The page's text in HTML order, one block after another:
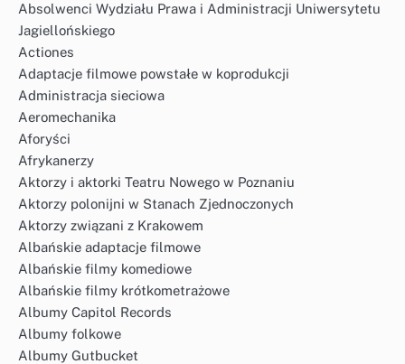
Absolwenci Wydziału Prawa i Administracji Uniwersytetu
Jagiellońskiego
Actiones
Adaptacje filmowe powstałe w koprodukcji
Administracja sieciowa
Aeromechanika
Aforyści
Afrykanerzy
Aktorzy i aktorki Teatru Nowego w Poznaniu
Aktorzy polonijni w Stanach Zjednoczonych
Aktorzy związani z Krakowem
Albańskie adaptacje filmowe
Albańskie filmy komediowe
Albańskie filmy krótkometrażowe
Albumy Capitol Records
Albumy folkowe
Albumy Gutbucket